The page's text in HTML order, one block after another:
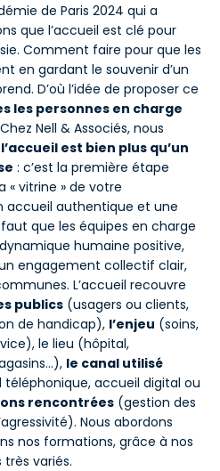
de Paris 2024 qui a
que l’accueil est clé pour
Comment faire pour que les
en gardant le souvenir d’un
D’où l’idée de proposer ce
les personnes en charge
Nell & Associés, nous
l’accueil est bien plus qu’un
: c’est la première étape
« vitrine » de votre
accueil authentique et une
que les équipes en charge
humaine positive,
engagement collectif clair,
L’accueil recouvre
publics (usagers ou clients,
de handicap), l’enjeu (soins,
le lieu (hôpital,
le canal utilisé
accueil digital ou
rencontrées (gestion des
Nous abordons
nos formations, grâce à nos
très variés.